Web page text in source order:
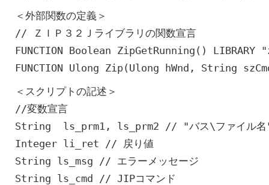
＜外部関数の定義＞
// ＺＩＰ３２Ｊライブラリの関数宣言
FUNCTION Boolean ZipGetRunning()
FUNCTION Ulong Zip(Ulong hWnd, String
＜スクリプトの記述＞
//変数宣言
String ls_prm1, ls_prm2 // "バス\ファイル
Integer li_ret // 戻り値
String ls_msg // エラーメッセージ
String ls_cmd // JIPコマンド